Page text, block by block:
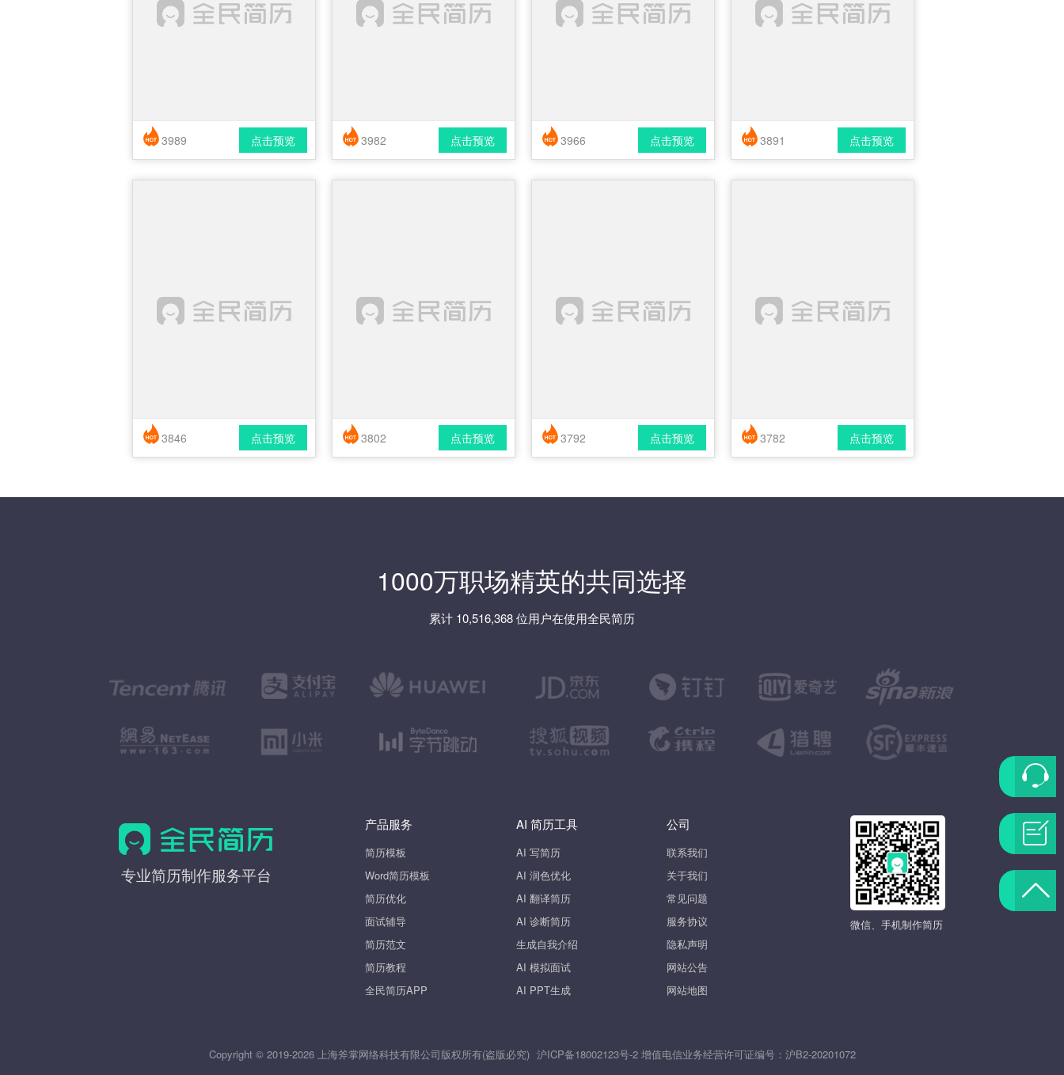
简历风格： 时尚 / 简洁 / 应届生
点击预览
3989
简历风格： 时尚 / 简洁 / 应届生
点击预览
3982
简历风格： 时尚 / 简洁 / 应届生
点击预览
3966
简历风格： 简洁 / 时尚 / 应届生
点击预览
3891
简历风格： 时尚 / 简洁 / 应届生
点击预览
3846
简历风格： 时尚 / 简洁 / 应届生
点击预览
3802
简历风格： 时尚 / 简洁 / 应届生
点击预览
3792
简历风格： 时尚 / 简洁 / 应届生
点击预览
3782
1000万职场精英的共同选择
累计 10,516,368 位用户在使用全民简历
全
专业简历制作服务平台
产品服务
简历模板
Word简历模板
简历优化
面试辅导
简历范文
简历教程
全民简历APP
AI 简历工具
AI 写简历
AI 润色优化
AI 翻译简历
AI 诊断简历
生成自我介绍
AI 模拟面试
AI PPT生成
公司
联系我们
关于我们
常见问题
服务协议
隐私声明
网站公告
网站地图
微信、手机制作简历
Copyright © 2019-2026 上海斧掌网络科技有限公司版权所有(盗版必究) 沪ICP备18002123号-2增值电信业务经营许可证编号： 沪B2-20201072
联
系
客
服
题
反
返